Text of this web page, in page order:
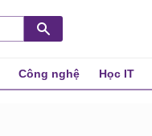
Công nghệ Học IT